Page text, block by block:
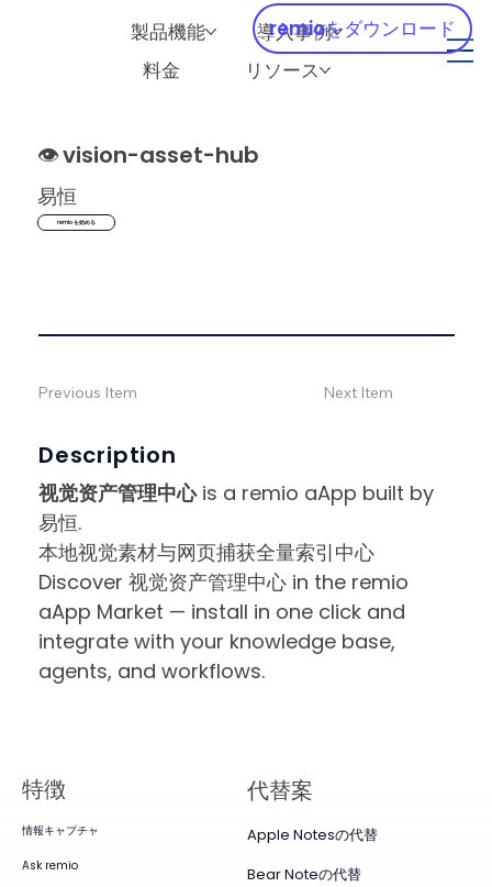
製品機能
導入事例
料金
リソース
remioをダウンロード
👁️vision-asset-hub
易恒
remio を始める
Description
视觉资产管理中心is a remio aApp built by
易恒.
本地视觉素材与网页捕获全量索引中心
Discover 视觉资产管理中心 in the remio
aApp Market — install in one click and
integrate with your knowledge base,
agents, and workflows.
Previous Item Next Item
特徴
情報キャプチャ
Ask remio
代替案
Apple Notesの代替
Bear Noteの代替